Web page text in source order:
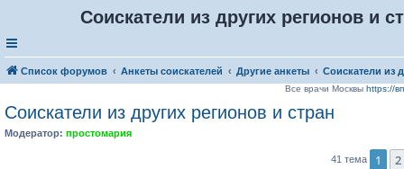
Соискатели из других регионов и
Список форумов Анкеты соискателей Другие анкеты Соискатели из
Все врачи Москвы https://
Соискатели из других регионов и стран
Модератор: простомария
41 тема 1 2